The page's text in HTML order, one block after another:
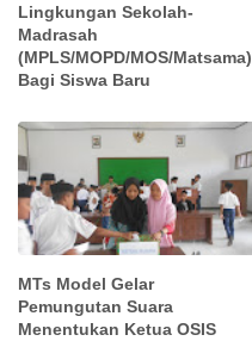
Lingkungan Sekolah-
Madrasah
(MPLS/MOPD/MOS/Matsama)
Bagi Siswa Baru
MTs Model Gelar
Pemungutan Suara
Menentukan Ketua OSIS